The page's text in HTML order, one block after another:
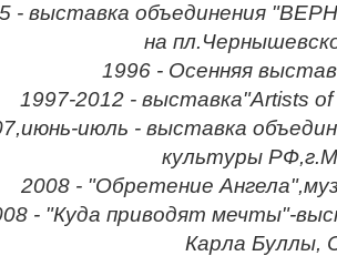
- выставка объединения
на
1996 - Осенняя
1997-2012 - выставка"Artists
июль - выставка
культуры
2008 - "Обретение
- "Куда приводят мечты"-
Карла Буллы,